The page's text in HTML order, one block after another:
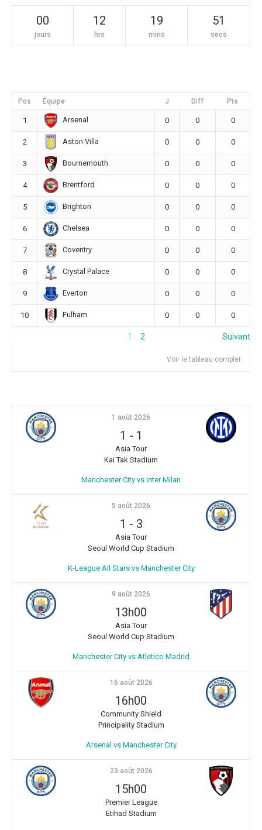
00
jours
12
hrs
19
mins
50
secs
Pos Équipe J Diff Pts
1 Arsenal 0 0 0
2 Aston Villa 0 0 0
3 Bournemouth 0 0 0
4 Brentford 0 0 0
5 Brighton 0 0 0
6 Chelsea 0 0 0
7 Coventry 0 0 0
8 Crystal Palace 0 0 0
9 Everton 0 0 0
10 Fulham 0 0 0
1 2 Suivant
Voir le tableau complet
1 août 2026
1 - 1
Asia Tour
Kai Tak Stadium
Manchester City vs Inter Milan
5 août 2026
1 - 3
Asia Tour
Seoul World Cup Stadium
K-League All Stars vs Manchester City
9 août 2026
13h00
Asia Tour
Seoul World Cup Stadium
Manchester City vs Atletico Madrid
16 août 2026
16h00
Community Shield
Principality Stadium
Arsenal vs Manchester City
23 août 2026
15h00
Premier League
Etihad Stadium